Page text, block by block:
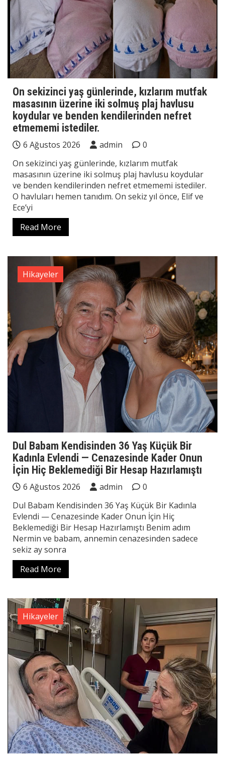
On sekizinci yaş günlerinde, kızlarım mutfak
masasının üzerine iki solmuş plaj havlusu
koydular ve benden kendilerinden nefret
etmememi istediler.
6 Ağustos 2026 admin
0
On sekizinci yaş günlerinde, kızlarım mutfak
masasının üzerine iki solmuş plaj havlusu koydular
ve benden kendilerinden nefret etmememi istediler.
O havluları hemen tanıdım. On sekiz yıl önce, Elif ve
Ece’yi
Read More
Hikayeler
Dul Babam Kendisinden 36 Yaş Küçük Bir
Kadınla Evlendi — Cenazesinde Kader Onun
İçin Hiç Beklemediği Bir Hesap Hazırlamıştı
6 Ağustos 2026 admin
0
Dul Babam Kendisinden 36 Yaş Küçük Bir Kadınla
Evlendi — Cenazesinde Kader Onun İçin Hiç
Beklemediği Bir Hesap Hazırlamıştı Benim adım
Nermin ve babam, annemin cenazesinden sadece
sekiz ay sonra
Read More
Hikayeler